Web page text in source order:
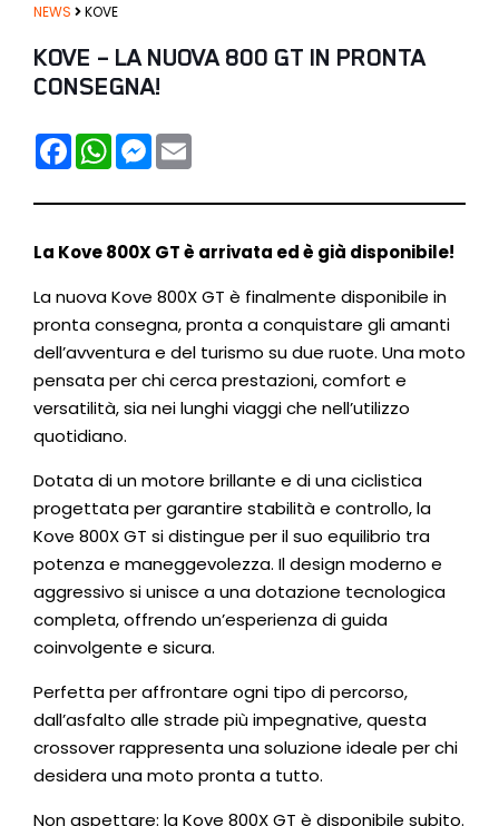
NEWS KOVE
KOVE – LA NUOVA 800 GT IN PRONTA
CONSEGNA!
F
A
C
B
O
K
W
H
A
S
P
P
M
S
E
G
E
L
La Kove 800X GT è arrivata ed è già disponibile!
La nuova Kove 800X GT è finalmente disponibile in
pronta consegna, pronta a conquistare gli amanti
dell’avventura e del turismo su due ruote. Una moto
pensata per chi cerca prestazioni, comfort e
versatilità, sia nei lunghi viaggi che nell’utilizzo
quotidiano.
Dotata di un motore brillante e di una ciclistica
progettata per garantire stabilità e controllo, la
Kove 800X GT si distingue per il suo equilibrio tra
potenza e maneggevolezza. Il design moderno e
aggressivo si unisce a una dotazione tecnologica
completa, offrendo un’esperienza di guida
coinvolgente e sicura.
Perfetta per affrontare ogni tipo di percorso,
dall’asfalto alle strade più impegnative, questa
crossover rappresenta una soluzione ideale per chi
desidera una moto pronta a tutto.
Non aspettare: la Kove 800X GT è disponibile subito.